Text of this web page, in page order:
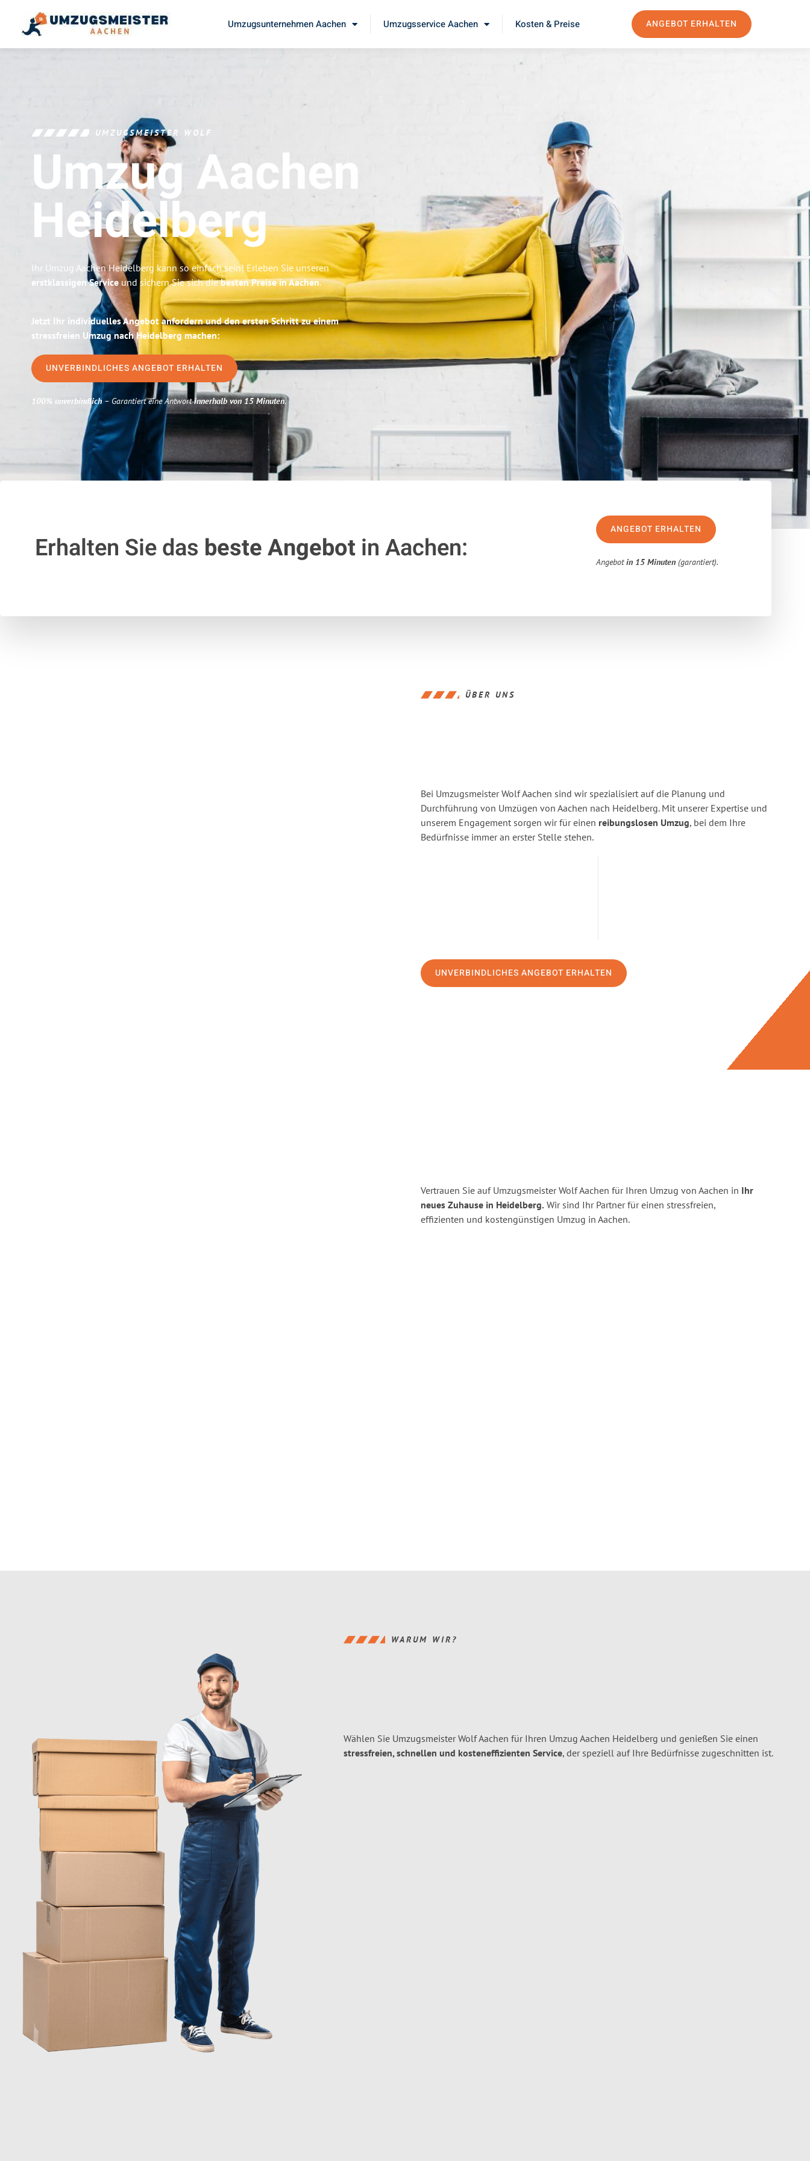
Umzugsunternehmen Aachen Umzugsservice Aachen Kosten & Preise ANGEBOT ERHALTEN
UMZUGSMEISTER WOLF
Umzug Aachen
Heidelberg
Ihr Umzug Aachen Heidelberg kann so einfach sein! Erleben Sie unseren
erstklassigen Service und sichern Sie sich diebesten Preise in Aachen.
Jetzt Ihr individuelles Angebot anfordern und den ersten Schritt zu einem
stressfreien Umzug nach Heidelberg machen:
UNVERBINDLICHES ANGEBOT ERHALTEN
100% unverbindlich– Garantiert eine Antwortinnerhalb von 15 Minuten.
Erhalten Sie das beste Angebotin Aachen:
ANGEBOT ERHALTEN
Angebotin 15 Minuten (garantiert).
ÜBER UNS
Bei Umzugsmeister Wolf Aachen sind wir spezialisiert auf die Planung und
Durchführung von Umzügen von Aachen nach Heidelberg. Mit unserer Expertise und
unserem Engagement sorgen wir für einen reibungslosen Umzug, bei dem Ihre
Bedürfnisse immer an erster Stelle stehen.
UNVERBINDLICHES ANGEBOT ERHALTEN
Vertrauen Sie auf Umzugsmeister Wolf Aachen für Ihren Umzug von Aachen in Ihr
neues Zuhause in Heidelberg. Wir sind Ihr Partner für einen stressfreien,
effizienten und kostengünstigen Umzug in Aachen.
WARUM WIR?
Wählen Sie Umzugsmeister Wolf Aachen für Ihren Umzug Aachen Heidelberg und genießen Sie einen
stressfreien, schnellen und kosteneffizienten Service, der speziell auf Ihre Bedürfnisse zugeschnitten ist.